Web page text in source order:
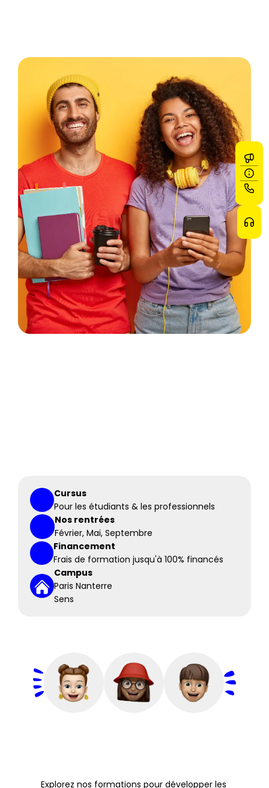
Cursus
Pour les étudiants & les professionnels
Nos rentrées
Février, Mai, Septembre
Financement
Frais de formation jusqu'à 100% financés
Campus
Paris Nanterre
Sens
Explorez nos formations pour développer les